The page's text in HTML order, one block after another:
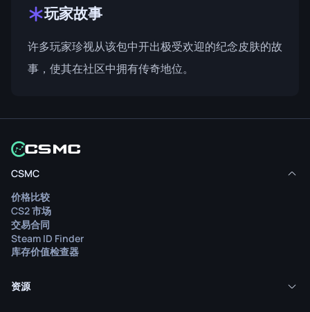
玩家故事
许多玩家珍视从该包中开出极受欢迎的纪念皮肤的故
事，使其在社区中拥有传奇地位。
CSMC
价格比较
CS2 市场
交易合同
Steam ID Finder
库存价值检查器
资源